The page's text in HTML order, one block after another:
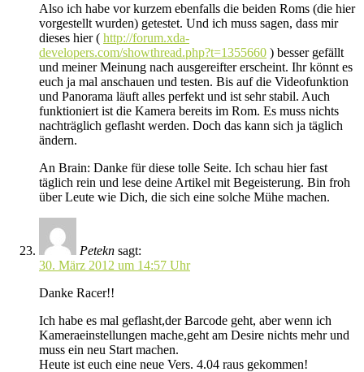
Also ich habe vor kurzem ebenfalls die beiden Roms (die hier
vorgestellt wurden) getestet. Und ich muss sagen, dass mir
dieses hier ( http://forum.xda-
developers.com/showthread.php?t=1355660 ) besser gefällt
und meiner Meinung nach ausgereifter erscheint. Ihr könnt es
euch ja mal anschauen und testen. Bis auf die Videofunktion
und Panorama läuft alles perfekt und ist sehr stabil. Auch
funktioniert ist die Kamera bereits im Rom. Es muss nichts
nachträglich geflasht werden. Doch das kann sich ja täglich
ändern.
An Brain: Danke für diese tolle Seite. Ich schau hier fast
täglich rein und lese deine Artikel mit Begeisterung. Bin froh
über Leute wie Dich, die sich eine solche Mühe machen.
Petekn sagt:
30. März 2012 um 14:57 Uhr
Danke Racer!!
Ich habe es mal geflasht,der Barcode geht, aber wenn ich
Kameraeinstellungen mache,geht am Desire nichts mehr und
muss ein neu Start machen.
Heute ist euch eine neue Vers. 4.04 raus gekommen!